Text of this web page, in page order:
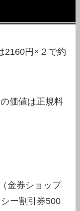
2160円×２で約
価値は正規料
金券ショップ
ー割引券500